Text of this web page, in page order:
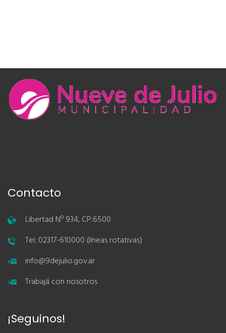
Contacto
Libertad Nº 934, CP:6500
Tel: 02317-610000 (líneas rotativas)
info@9dejulio.gov.ar
Trabajá con nosotros
¡Seguinos!